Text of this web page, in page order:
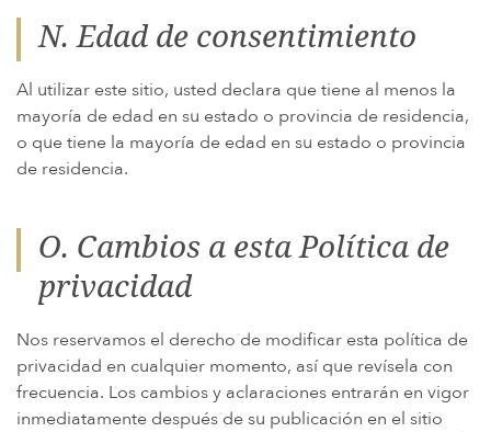
N. Edad de consentimiento
Al utilizar este sitio, usted declara que tiene al menos la
mayoría de edad en su estado o provincia de residencia,
o que tiene la mayoría de edad en su estado o provincia
de residencia.
O. Cambios a esta Política de
privacidad
Nos reservamos el derecho de modificar esta política de
privacidad en cualquier momento, así que revísela con
frecuencia. Los cambios y aclaraciones entrarán en vigor
inmediatamente después de su publicación en el sitio